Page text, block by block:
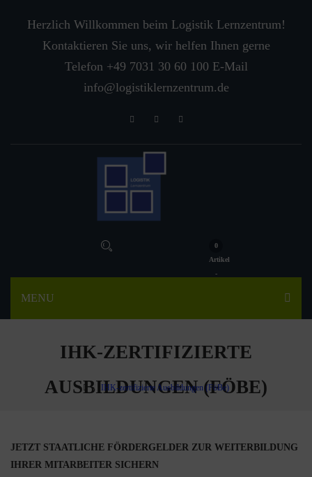
Herzlich Willkommen beim Logistik Lernzentrum!
Kontaktieren Sie uns, wir helfen Ihnen gerne
Telefon +49 7031 30 60 100 E-Mail
info@logistiklernzentrum.de
MENU
0
Artikel
-
IHK-ZERTIFIZIERTE
AUSBILDUNGEN (FÖBE)
IHK-zertifizierte Ausbildungen (FöBe)
JETZT STAATLICHE FÖRDERGELDER ZUR WEITERBILDUNG
IHRER MITARBEITER SICHERN